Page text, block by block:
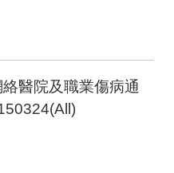
醫院及職業傷病通